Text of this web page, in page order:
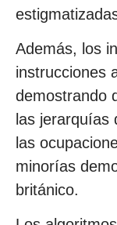
Además, los
instrucciones
demostrando
las jerarquías
las
minorías
británico.